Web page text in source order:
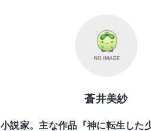
蒼井美紗
小説家。主な作品『神に転生した